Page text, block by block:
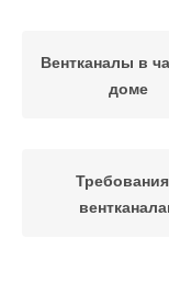
Вентканалы в
доме